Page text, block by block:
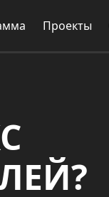
Проекты